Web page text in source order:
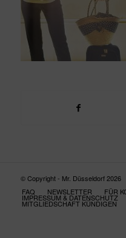
© Copyright - Mr. Düsseldorf 2026
FAQ
NEWSLETTER FÜR
IMPRESSUM & DATENSCHUTZ
MITGLIEDSCHAFT KÜNDIGEN